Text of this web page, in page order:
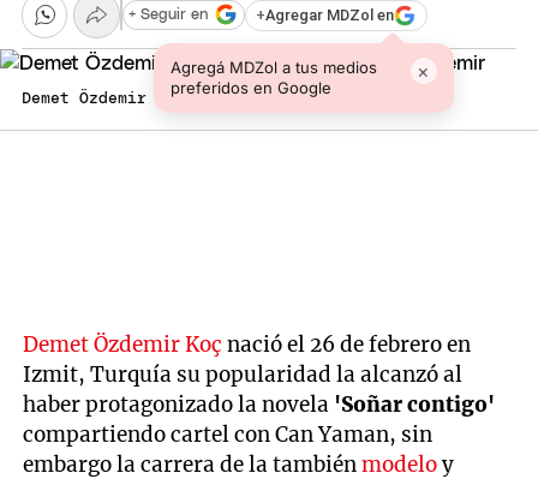
+Agregar MDZol en
Agregá MDZol a tus medios
preferidos en Google
×
+ Seguir en
Demet Özdemir Arrolladora Foto: @demetozdemir
Demet Özdemir Koç nació el 26 de febrero en
Izmit, Turquía su popularidad la alcanzó al
haber protagonizado la novela 'Soñar contigo'
compartiendo cartel con Can Yaman, sin
embargo la carrera de la tambiénmodeloy